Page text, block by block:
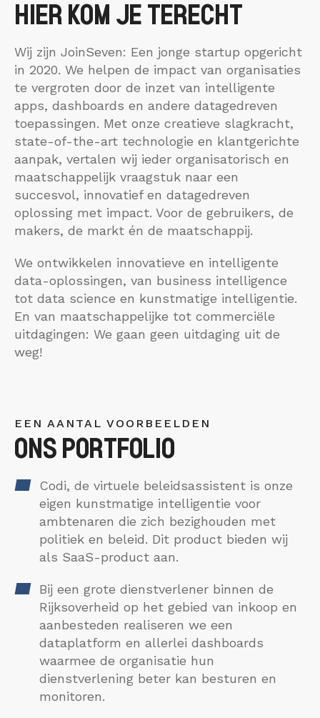
HIER KOM JE TERECHT
Wij zijn JoinSeven: Een jonge startup opgericht
in 2020. We helpen de impact van organisaties
te vergroten door de inzet van intelligente
apps, dashboards en andere datagedreven
toepassingen. Met onze creatieve slagkracht,
state-of-the-art technologie en klantgerichte
aanpak, vertalen wij ieder organisatorisch en
maatschappelijk vraagstuk naar een
succesvol, innovatief en datagedreven
oplossing met impact. Voor de gebruikers, de
makers, de markt én de maatschappij.
We ontwikkelen innovatieve en intelligente
data-oplossingen, van business intelligence
tot data science en kunstmatige intelligentie.
En van maatschappelijke tot commerciële
uitdagingen: We gaan geen uitdaging uit de
weg!
EEN AANTAL VOORBEELDEN
ONS PORTFOLIO
Codi, de virtuele beleidsassistent is onze
eigen kunstmatige intelligentie voor
ambtenaren die zich bezighouden met
politiek en beleid. Dit product bieden wij
als SaaS-product aan.
Bij een grote dienstverlener binnen de
Rijksoverheid op het gebied van inkoop en
aanbesteden realiseren we een
dataplatform en allerlei dashboards
waarmee de organisatie hun
dienstverlening beter kan besturen en
monitoren.